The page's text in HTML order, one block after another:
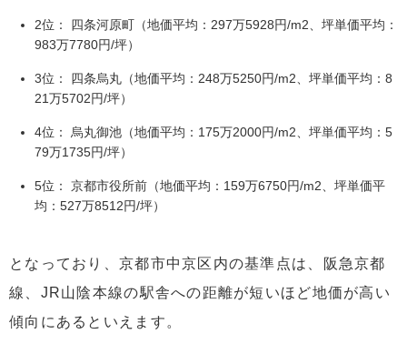
2位： 四条河原町（地価平均：297万5928円/m2、坪単価平均：
983万7780円/坪）
3位： 四条烏丸（地価平均：248万5250円/m2、坪単価平均：8
21万5702円/坪）
4位： 烏丸御池（地価平均：175万2000円/m2、坪単価平均：5
79万1735円/坪）
5位： 京都市役所前（地価平均：159万6750円/m2、坪単価平
均：527万8512円/坪）
となっており、京都市中京区内の基準点は、阪急京都
線、JR山陰本線の駅舎への距離が短いほど地価が高い
傾向にあるといえます。